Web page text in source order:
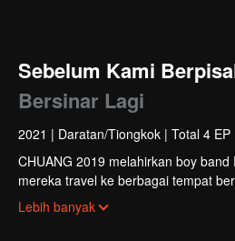
Sebelum Kami
Bersinar Lagi
2021 | Daratan/Tiongkok | Total 4 EP
CHUANG 2019 melahirkan boy
mereka travel ke berbagai tempat
kenangan sebelum mereka berpisah.
Lebih banyak